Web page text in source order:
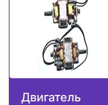
Двигатель